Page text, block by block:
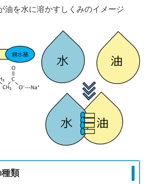
油を水に溶かすしくみのイメージ
類